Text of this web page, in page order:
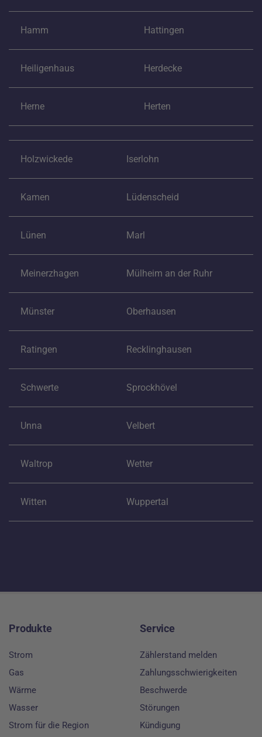
Hamm Hattingen
Heiligenhaus Herdecke
Herne Herten
Holzwickede Iserlohn
Kamen Lüdenscheid
Lünen Marl
Meinerzhagen Mülheim an der Ruhr
Münster Oberhausen
Ratingen Recklinghausen
Schwerte Sprockhövel
Unna Velbert
Waltrop Wetter
Witten Wuppertal
Produkte
Strom
Gas
Wärme
Wasser
Strom für die Region
Service
Zählerstand melden
Zahlungsschwierigkeiten
Beschwerde
Störungen
Kündigung